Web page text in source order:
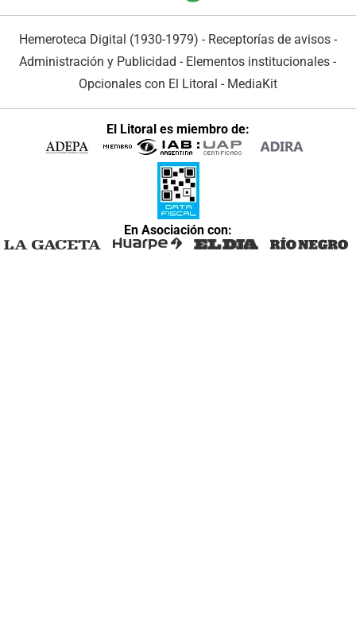
Hemeroteca Digital (1930-1979) - Receptorías de avisos -
Administración y Publicidad - Elementos institucionales -
Opcionales con El Litoral - MediaKit
El Litoral es miembro de:
En Asociación con: